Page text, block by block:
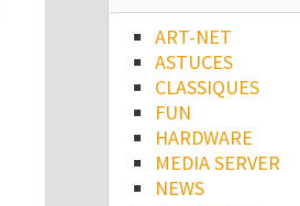
ART-NET
ASTUCES
CLASSIQUES
FUN
HARDWARE
MEDIA SERVER
NEWS